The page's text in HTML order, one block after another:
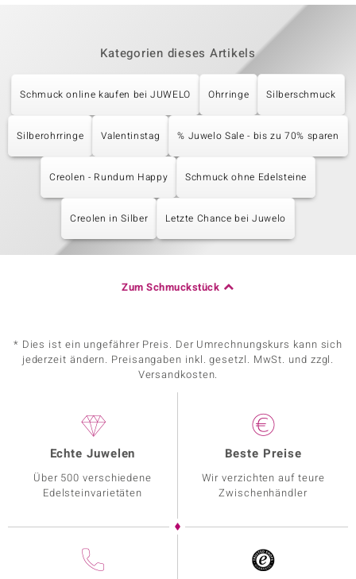
Kategorien dieses Artikels
Schmuck online kaufen bei JUWELO Ohrringe Silberschmuck
Silberohrringe Valentinstag % Juwelo Sale - bis zu 70% sparen
Creolen - Rundum Happy Schmuck ohne Edelsteine
Creolen in Silber Letzte Chance bei Juwelo
Zum Schmuckstück
* Dies ist ein ungefährer Preis. Der Umrechnungskurs kann sich
jederzeit ändern. Preisangaben inkl. gesetzl. MwSt. und zzgl.
Versandkosten.
Echte Juwelen
Über 500 verschiedene
Edelsteinvarietäten
Beste Preise
Wir verzichten auf teure
Zwischenhändler